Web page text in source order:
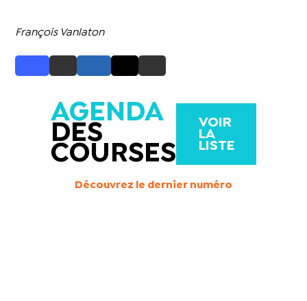
François Vanlaton
AGENDA
DES
COURSES
VOIR
LA
LISTE
Découvrez le dernier numéro